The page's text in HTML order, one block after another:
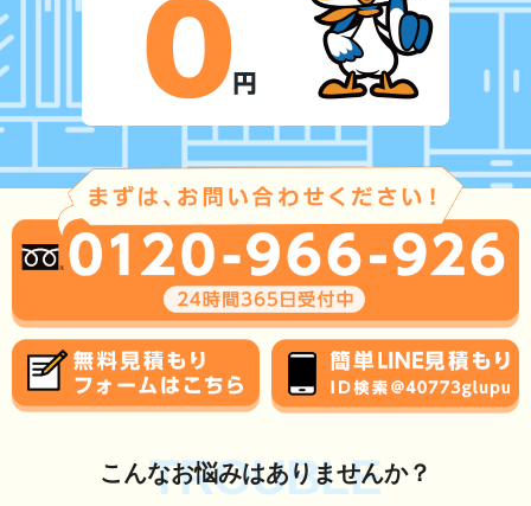
TROUBLE
こんなお悩みはありませんか？